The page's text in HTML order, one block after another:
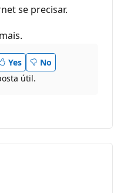
se precisar.
Yes
No
útil.